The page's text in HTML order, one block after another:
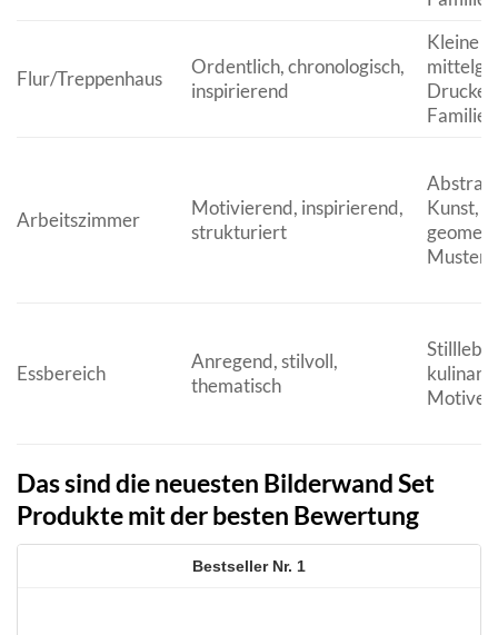
Flur/Treppenhaus
Ordentlich, chronologisch,
inspirierend
Kleine
Drucke,
Arbeitszimmer
Motivierend, inspirierend,
strukturiert
Kunst,
Muster
Essbereich
Anregend, stilvoll,
thematisch
Motive,
Das sind die neuesten Bilderwand Set
Produkte mit der besten Bewertung
1